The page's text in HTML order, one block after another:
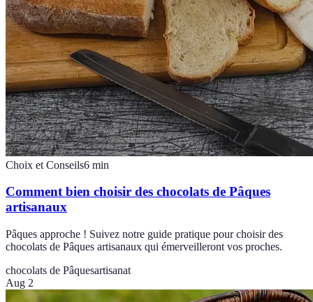
Choix et Conseils6 min
Comment bien choisir des chocolats de Pâques
artisanaux
Pâques approche ! Suivez notre guide pratique pour choisir des
chocolats de Pâques artisanaux qui émerveilleront vos proches.
chocolats de Pâquesartisanat
Aug 2